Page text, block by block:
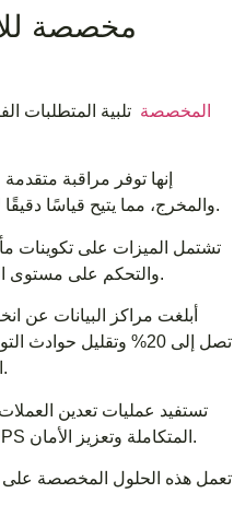
حلول PDU المخصصة تلبية المتطلبات
إنها توفر مراقبة
والمخرج، مما يتيح قياسًا دقيقًا لاستهلاك التيار والجهد والطاقة.
تشتمل الميزات على تكوينات
التيار، وتصفية EMI/RFI، والتحكم على مستوى المنفذ.
أبلغت مراكز البيانات عن
اعتماد وحدات PDU المخصصة.
تستفيد عمليات تعدين
منع التدفق المفاجئ وأنظمة UPS المتكاملة وتعزيز الأمان.
تعمل هذه الحلول المخصصة على